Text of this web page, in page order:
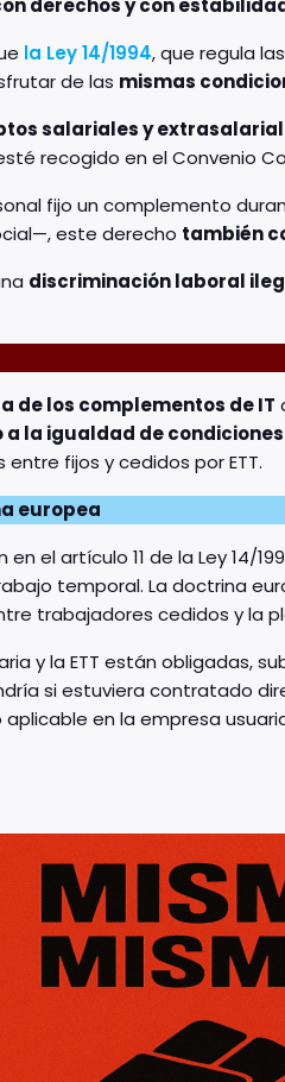
derechos y con
la Ley 14/1994, que regula
de las mismas
salariales y
recogido en el Convenio
fijo un complemento
este derecho también
discriminación laboral
de los complementos de IT
a la igualdad de condiciones
fijos y cedidos por ETT.
europea
el artículo 11 de la Ley 14/
temporal. La doctrina
trabajadores cedidos y la
y la ETT están
si estuviera contratado
en la empresa